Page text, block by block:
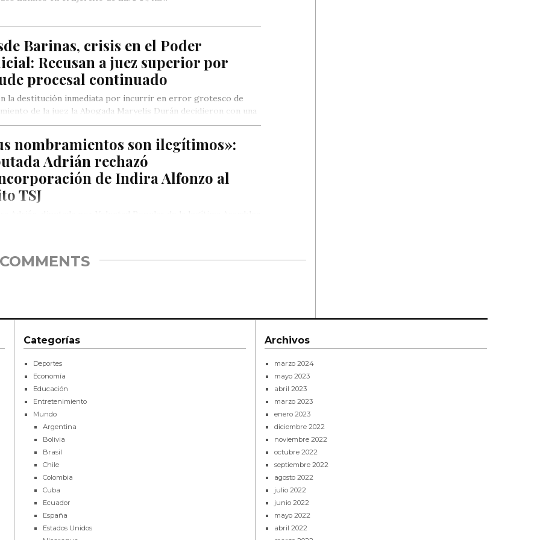
Barinas, crisis en el Poder
Recusan a juez superior por
procesal continuado
la destitución inmediata por incurrir en error grotesco de
de la juez la Abogada Maryelis Durán decidieron con una
suspendida y no reanudada legalmente por la omisión por los
de citación de herederos conocidos y desconocidos que al
hoy se mantiene que vicia todo lo actuado incluido la
dictada y aun en lapso de publicación de sentencia.
nombramientos son ilegítimos»:
Adrián rechazó
de Indira Alfonzo al
TSJ
COMMENTS
Categorías
Deportes
Economía
Educación
Entretenimiento
Mundo
Argentina
Bolivia
Brasil
Chile
Colombia
Cuba
Ecuador
España
Estados Unidos
Archivos
marzo 2024
mayo 2023
abril 2023
marzo 2023
enero 2023
diciembre 2022
noviembre 2022
octubre 2022
septiembre 2022
agosto 2022
julio 2022
junio 2022
mayo 2022
abril 2022